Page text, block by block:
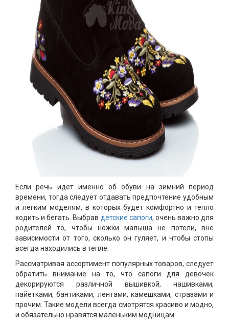
Если речь идет именно об обуви на зимний период
времени, тогда следует отдавать предпочтение удобным
и легким моделям, в которых будет комфортно и тепло
ходить и бегать. Выбрав детские сапоги, очень важно для
родителей то, чтобы ножки малыша не потели, вне
зависимости от того, сколько он гуляет, и чтобы стопы
всегда находились в тепле.
Рассматривая ассортимент популярных товаров, следует
обратить внимание на то, что сапоги для девочек
декорируются различной вышивкой, нашивками,
пайетками, бантиками, лентами, камешками, стразами и
прочим. Такие модели всегда смотрятся красиво и модно,
и обязательно нравятся маленьким модницам.